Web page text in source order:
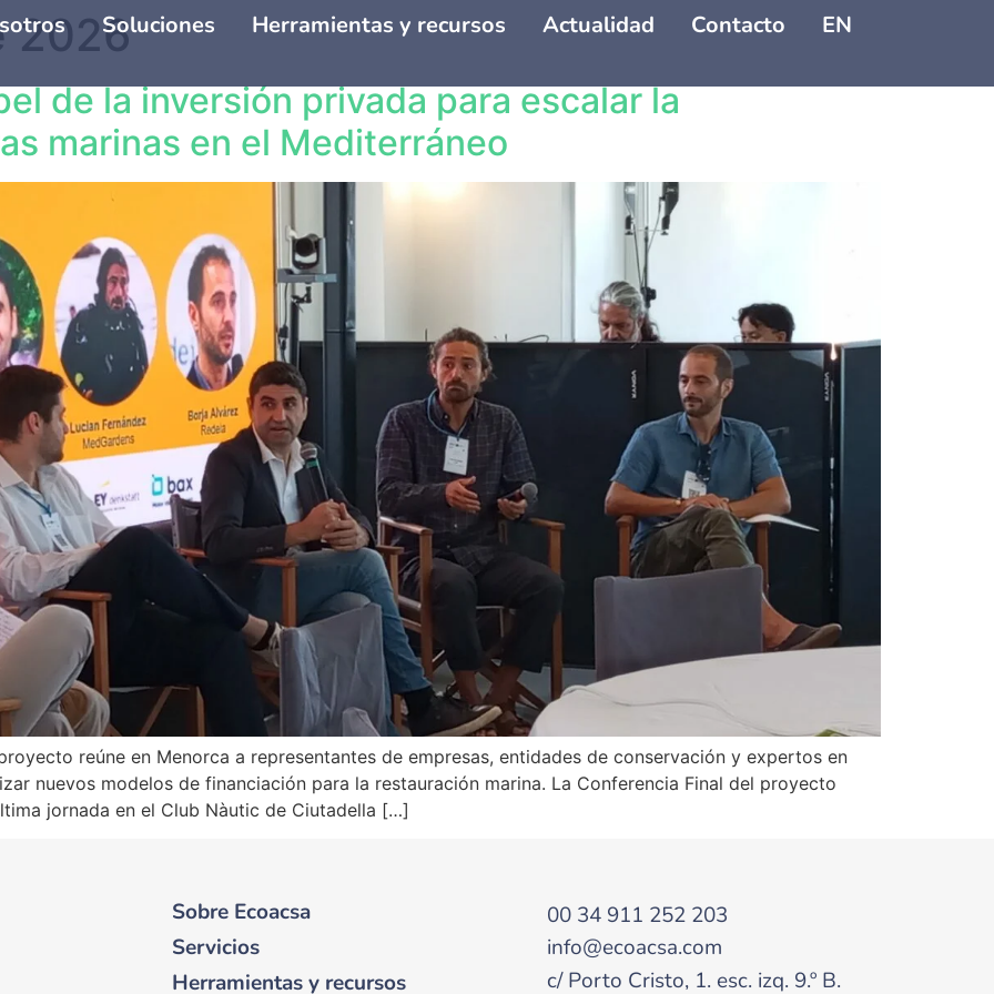
Soluciones Herramientas y recursos Actualidad Contacto
EN
2026
de la inversión privada para escalar la
marinas en el Mediterráneo
reúne en Menorca a representantes de empresas, entidades de conservación y expertos en
nuevos modelos de financiación para la restauración marina. La Conferencia Final del proyecto
jornada en el Club Nàutic de Ciutadella […]
Sobre Ecoacsa
Servicios
Herramientas y recursos
00 34 911 252 203
info@ecoacsa.com
c/ Porto Cristo, 1. esc. izq. 9.º B.